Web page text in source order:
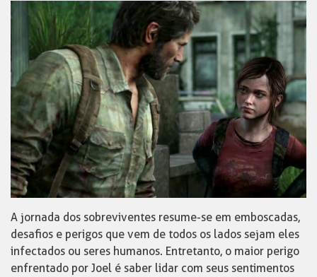
A jornada dos sobreviventes resume-se em emboscadas,
desafios e perigos que vem de todos os lados sejam eles
infectados ou seres humanos. Entretanto, o maior perigo
enfrentado por Joel é saber lidar com seus sentimentos